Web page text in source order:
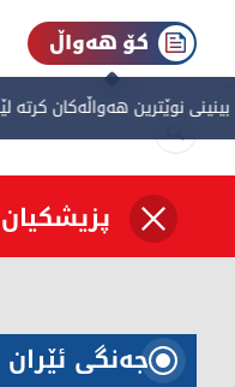
کۆ هەواڵ
نوێترین هەواڵەکان کرتە
جەنگی ئێران